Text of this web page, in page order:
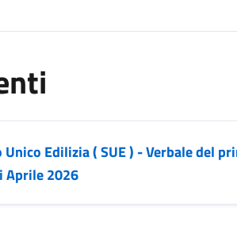
Edilizia ( SUE ) - Verbale del
Aprile 2026